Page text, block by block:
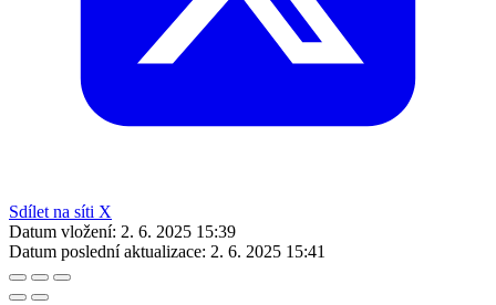
Sdílet na síti X
Datum vložení: 2. 6. 2025 15:39
Datum poslední aktualizace: 2. 6. 2025 15:41